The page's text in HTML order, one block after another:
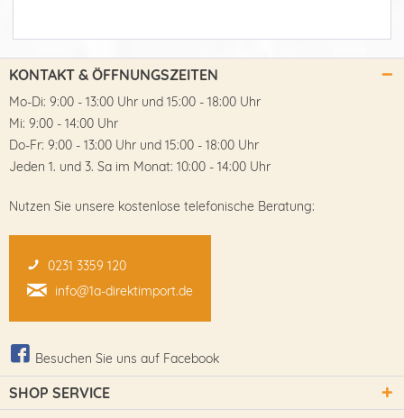
KONTAKT & ÖFFNUNGSZEITEN
Mo-Di: 9:00 - 13:00 Uhr und 15:00 - 18:00 Uhr
Mi: 9:00 - 14:00 Uhr
Do-Fr: 9:00 - 13:00 Uhr und 15:00 - 18:00 Uhr
Jeden 1. und 3. Sa im Monat: 10:00 - 14:00 Uhr
Nutzen Sie unsere kostenlose telefonische Beratung:
0231 3359 120
info@1a-direktimport.de
Besuchen Sie uns auf Facebook
SHOP SERVICE